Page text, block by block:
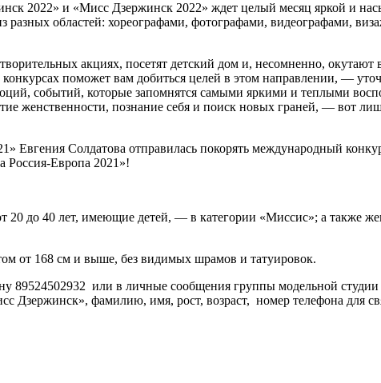
2022» и «Мисс Дзержинск 2022» ждет целый месяц яркой и
областей: хореографами, фотографами, видеографами,
акциях, посетят детский дом и, несомненно, окутают
поможет вам добиться целей в этом направлении, —
событий, которые запомнятся самыми яркими и теплыми
женственности, познание себя и поиск новых граней, — вот
Евгения Солдатова отправилась покорять международный
Россия-Европа 2021»!
до 40 лет, имеющие детей, — в категории «Миссис»; а также
от 168 см и выше, без видимых шрамов и татуировок.
89524502932 или в личные сообщения группы модельной
Дзержинск», фамилию, имя, рост, возраст, номер телефона для